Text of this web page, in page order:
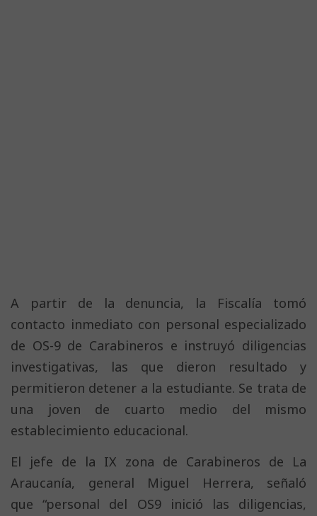
A partir de la denuncia, la Fiscalía tomó
contacto inmediato con personal especializado
de OS-9 de Carabineros e instruyó diligencias
investigativas, las que dieron resultado y
permitieron detener a la estudiante. Se trata de
una joven de cuarto medio del mismo
establecimiento educacional.
El jefe de la IX zona de Carabineros de La
Araucanía, general Miguel Herrera, señaló
que “personal del OS9 inició las diligencias,